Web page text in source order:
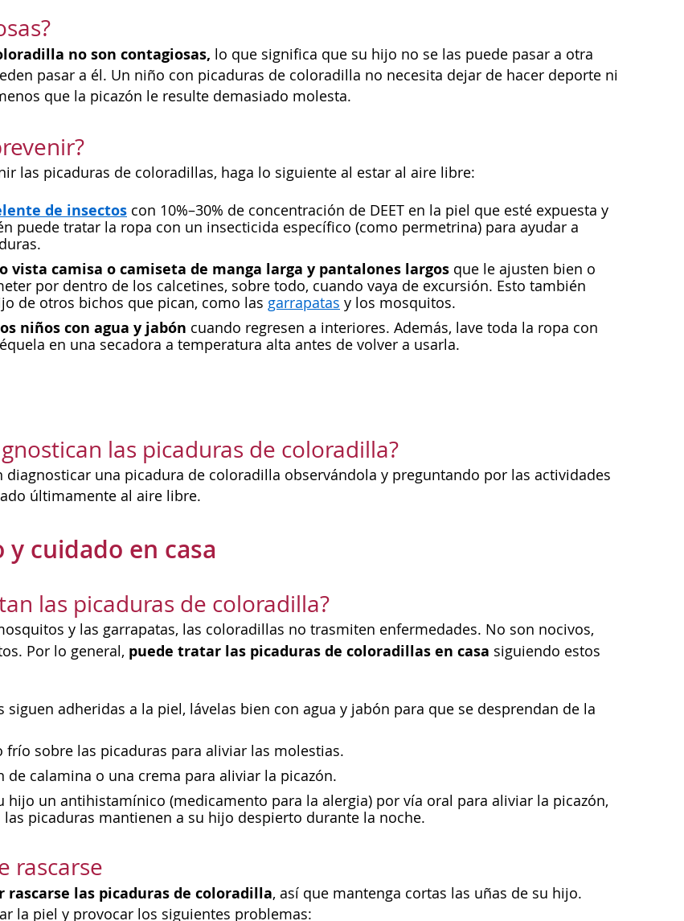
no son contagiosas, lo que significa que su hijo no se las puede pasar a otra
pasar a él. Un niño con picaduras de coloradilla no necesita dejar de hacer deporte ni
que la picazón le resulte demasiado molesta.
las picaduras de coloradillas, haga lo siguiente al estar al aire libre:
de insectos con 10%–30% de concentración de DEET en la piel que esté expuesta y
puede tratar la ropa con un insecticida específico (como permetrina) para ayudar a
vista camisa o camiseta de manga larga y pantalones largos que le ajusten bien o
por dentro de los calcetines, sobre todo, cuando vaya de excursión. Esto también
de otros bichos que pican, como las garrapatas y los mosquitos.
niños con agua y jabón cuando regresen a interiores. Además, lave toda la ropa con
en una secadora a temperatura alta antes de volver a usarla.
las picaduras de coloradilla?
diagnosticar una picadura de coloradilla observándola y preguntando por las actividades
últimamente al aire libre.
cuidado en casa
las picaduras de coloradilla?
y las garrapatas, las coloradillas no trasmiten enfermedades. No son nocivos,
Por lo general, puede tratar las picaduras de coloradillas en casa siguiendo estos
siguen adheridas a la piel, lávelas bien con agua y jabón para que se desprendan de la
frío sobre las picaduras para aliviar las molestias.
de calamina o una crema para aliviar la picazón.
hijo un antihistamínico (medicamento para la alergia) por vía oral para aliviar la picazón,
las picaduras mantienen a su hijo despierto durante la noche.
rascarse
rascarse las picaduras de coloradilla, así que mantenga cortas las uñas de su hijo.
la piel y provocar los siguientes problemas: